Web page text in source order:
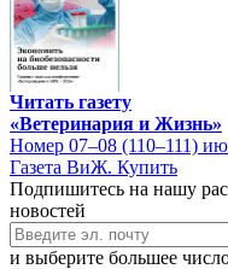
Читать газету
«Ветеринария и Жизнь»
Номер 07–08 (110–111)
Газета ВиЖ. Купить
Подпишитесь на нашу
новостей
и выберите большее